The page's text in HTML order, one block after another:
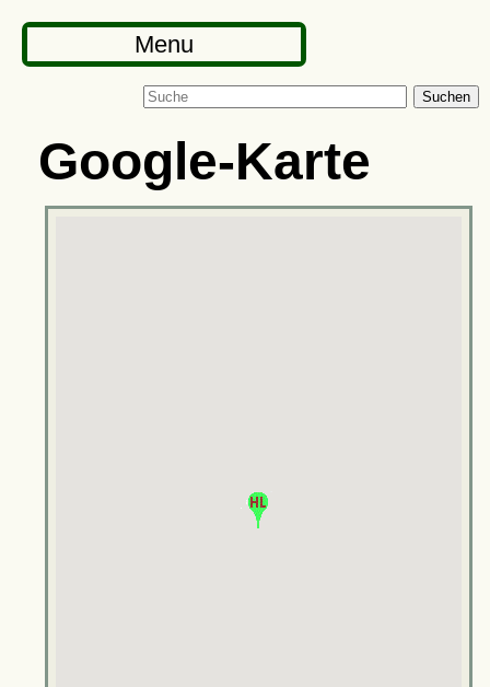
Menu
Suchen
Google-Karte